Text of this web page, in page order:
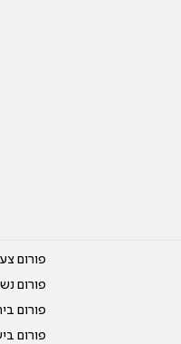
פורום
פורום
פורום
פורום